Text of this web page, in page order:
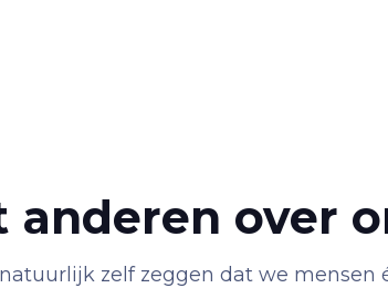
anderen over
zelf zeggen dat we mensen